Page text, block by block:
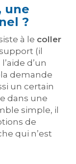
une
?
à le coller
(il
d’un
demande
un certain
dans une
simple, il
de
qui n’est